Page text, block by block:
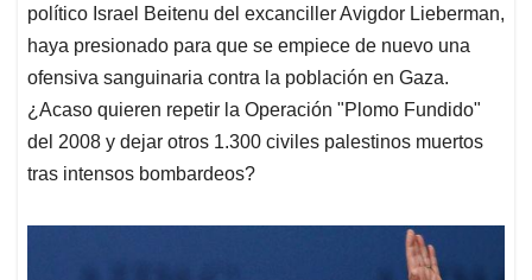
político Israel Beitenu del excanciller Avigdor Lieberman,
haya presionado para que se empiece de nuevo una
ofensiva sanguinaria contra la población en Gaza.
¿Acaso quieren repetir la Operación "Plomo Fundido"
del 2008 y dejar otros 1.300 civiles palestinos muertos
tras intensos bombardeos?